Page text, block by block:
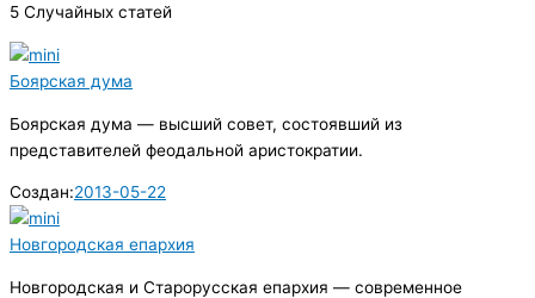
5 Случайных статей
Боярская дума
Боярская дума — высший совет, состоявший из
представителей феодальной аристократии.
Создан:2013-05-22
Новгородская епархия
Новгородская и Старорусская епархия — современное